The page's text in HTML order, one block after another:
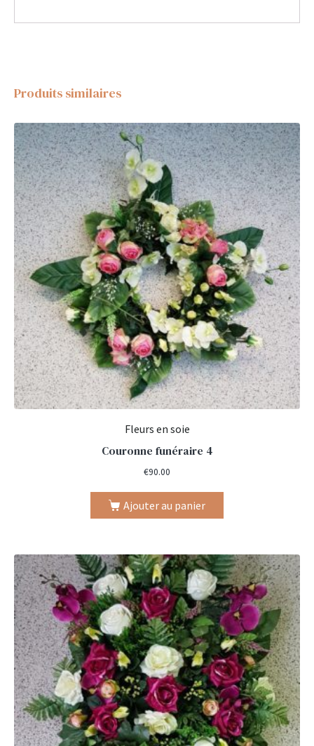
Produits similaires
Fleurs en soie
Couronne funéraire 4
€90.00
Ajouter au panier